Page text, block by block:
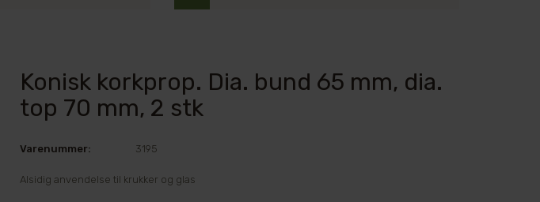
Konisk korkprop. Dia. bund 65 mm, dia.
top 70 mm, 2 stk
Varenummer: 3195
Alsidig anvendelse til krukker og glas